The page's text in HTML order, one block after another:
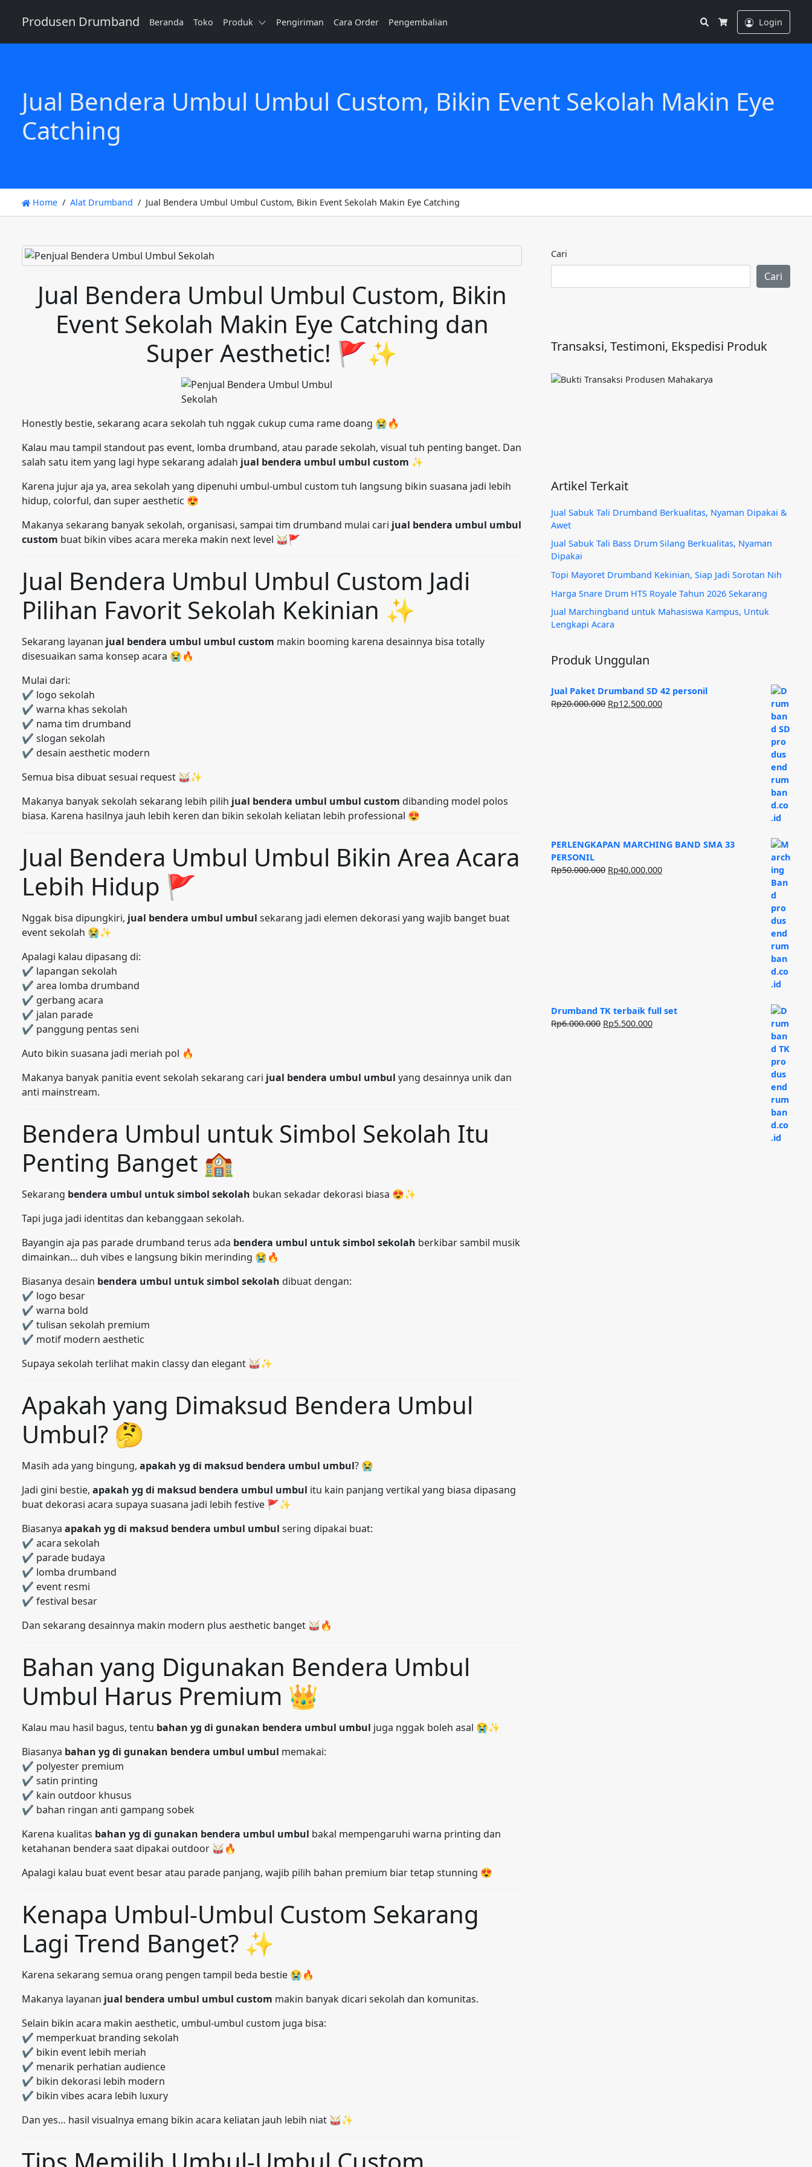
Produsen Drumband Beranda Toko Produk Pengiriman Cara Order Pengembalian
Search
Cart
Login
Jual Bendera Umbul Umbul Custom, Bikin Event Sekolah Makin Eye
Catching
Home Alat Drumband Jual Bendera Umbul Umbul Custom, Bikin Event Sekolah Makin Eye Catching
Jual Bendera Umbul Umbul Custom, Bikin
Event Sekolah Makin Eye Catching dan
Super Aesthetic! 🚩✨
Honestly bestie, sekarang acara sekolah tuh nggak cukup cuma rame doang 😭🔥
Kalau mau tampil standout pas event, lomba drumband, atau parade sekolah, visual tuh penting banget. Dan
salah satu item yang lagi hype sekarang adalah jual bendera umbul umbul custom ✨
Karena jujur aja ya, area sekolah yang dipenuhi umbul-umbul custom tuh langsung bikin suasana jadi lebih
hidup, colorful, dan super aesthetic 😍
Makanya sekarang banyak sekolah, organisasi, sampai tim drumband mulai cari jual bendera umbul umbul
custom buat bikin vibes acara mereka makin next level 🥁🚩
Jual Bendera Umbul Umbul Custom Jadi
Pilihan Favorit Sekolah Kekinian ✨
Sekarang layanan jual bendera umbul umbul custom makin booming karena desainnya bisa totally
disesuaikan sama konsep acara 😭🔥
Mulai dari:
✔ logo sekolah
✔ warna khas sekolah
✔ nama tim drumband
✔ slogan sekolah
✔ desain aesthetic modern
Semua bisa dibuat sesuai request 🥁✨
Makanya banyak sekolah sekarang lebih pilih jual bendera umbul umbul custom dibanding model polos
biasa. Karena hasilnya jauh lebih keren dan bikin sekolah keliatan lebih professional 😍
Jual Bendera Umbul Umbul Bikin Area Acara
Lebih Hidup 🚩
Nggak bisa dipungkiri, jual bendera umbul umbul sekarang jadi elemen dekorasi yang wajib banget buat
event sekolah 😭✨
Apalagi kalau dipasang di:
✔ lapangan sekolah
✔ area lomba drumband
✔ gerbang acara
✔ jalan parade
✔ panggung pentas seni
Auto bikin suasana jadi meriah pol 🔥
Makanya banyak panitia event sekolah sekarang cari jual bendera umbul umbul yang desainnya unik dan
anti mainstream.
Bendera Umbul untuk Simbol Sekolah Itu
Penting Banget 🏫
Sekarang bendera umbul untuk simbol sekolah bukan sekadar dekorasi biasa 😍✨
Tapi juga jadi identitas dan kebanggaan sekolah.
Bayangin aja pas parade drumband terus ada bendera umbul untuk simbol sekolah berkibar sambil musik
dimainkan… duh vibes e langsung bikin merinding 😭🔥
Biasanya desain bendera umbul untuk simbol sekolah dibuat dengan:
✔ logo besar
✔ warna bold
✔ tulisan sekolah premium
✔ motif modern aesthetic
Supaya sekolah terlihat makin classy dan elegant 🥁✨
Apakah yang Dimaksud Bendera Umbul
Umbul? 🤔
Masih ada yang bingung, apakah yg di maksud bendera umbul umbul? 😭
Jadi gini bestie, apakah yg di maksud bendera umbul umbul itu kain panjang vertikal yang biasa dipasang
buat dekorasi acara supaya suasana jadi lebih festive 🚩✨
Biasanya apakah yg di maksud bendera umbul umbul sering dipakai buat:
✔ acara sekolah
✔ parade budaya
✔ lomba drumband
✔ event resmi
✔ festival besar
Dan sekarang desainnya makin modern plus aesthetic banget 🥁🔥
Bahan yang Digunakan Bendera Umbul
Umbul Harus Premium 👑
Kalau mau hasil bagus, tentu bahan yg di gunakan bendera umbul umbul juga nggak boleh asal 😭✨
Biasanya bahan yg di gunakan bendera umbul umbul memakai:
✔ polyester premium
✔ satin printing
✔ kain outdoor khusus
✔ bahan ringan anti gampang sobek
Karena kualitas bahan yg di gunakan bendera umbul umbul bakal mempengaruhi warna printing dan
ketahanan bendera saat dipakai outdoor 🥁🔥
Apalagi kalau buat event besar atau parade panjang, wajib pilih bahan premium biar tetap stunning 😍
Kenapa Umbul-Umbul Custom Sekarang
Lagi Trend Banget? ✨
Karena sekarang semua orang pengen tampil beda bestie 😭🔥
Makanya layanan jual bendera umbul umbul custom makin banyak dicari sekolah dan komunitas.
Selain bikin acara makin aesthetic, umbul-umbul custom juga bisa:
✔ memperkuat branding sekolah
✔ bikin event lebih meriah
✔ menarik perhatian audience
✔ bikin dekorasi lebih modern
✔ bikin vibes acara lebih luxury
Dan yes… hasil visualnya emang bikin acara keliatan jauh lebih niat 🥁✨
Cari
Cari
Transaksi, Testimoni, Ekspedisi Produk
Artikel Terkait
Jual Sabuk Tali Drumband Berkualitas, Nyaman Dipakai &
Awet
Jual Sabuk Tali Bass Drum Silang Berkualitas, Nyaman
Dipakai
Topi Mayoret Drumband Kekinian, Siap Jadi Sorotan Nih
Harga Snare Drum HTS Royale Tahun 2026 Sekarang
Jual Marchingband untuk Mahasiswa Kampus, Untuk
Lengkapi Acara
Produk Unggulan
Jual Paket Drumband SD 42 personil
Rp20.000.000 Harga
Rp12.500.000Harga
PERLENGKAPAN MARCHING BAND SMA 33
PERSONIL
Rp50.000.000 Harga
Rp40.000.000Harga
Drumband TK terbaik full set
Rp6.000.000 Harga
Rp5.500.000Harga